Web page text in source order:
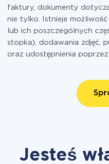
faktury, dokumenty
nie tylko. Istnieje
lub ich poszczególnych
stopka), dodawania zdjęć,
oraz udostępnienia poprzez
Jesteś